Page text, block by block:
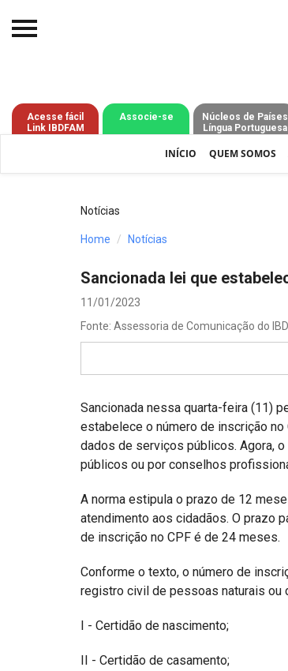
Acesse fácil
Link IBDFAM
Associe-se
Núcleos de Países
Língua Portuguesa
INÍCIO QUEM SOMOS
O IBDFAM
Notícias
Jurisprudência
Processos - IBDFAM
Alienação Parental
Notícias
Home Notícias
Sancionada lei que
11/01/2023
Fonte: Assessoria de Comunicação do
Sancionada nessa quarta-feira (11)
estabelece o número de inscrição
dados de serviços públicos. Agora,
públicos ou por conselhos
A norma estipula o prazo de 12
atendimento aos cidadãos. O prazo
de inscrição no CPF é de 24 meses.
Conforme o texto, o número de
registro civil de pessoas naturais
I - Certidão de nascimento;
II - Certidão de casamento;